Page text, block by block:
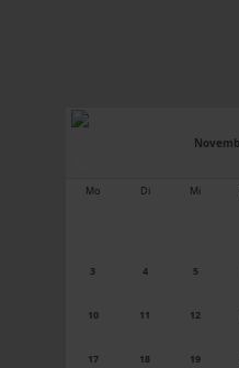
Mo Di Mi
3 4 5
10 11 12
17 18 19